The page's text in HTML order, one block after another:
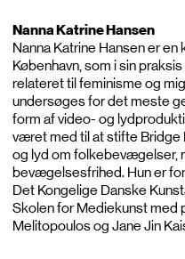
Nanna Katrine Hansen
Nanna Katrine Hansen er
København, som i sin
relateret til feminisme og
undersøges for det meste
form af video- og
været med til at stifte Bridge
og lyd om folkebevægelser,
bevægelsesfrihed. Hun er
Det Kongelige Danske
Skolen for Mediekunst med
Melitopoulos og Jane Jin